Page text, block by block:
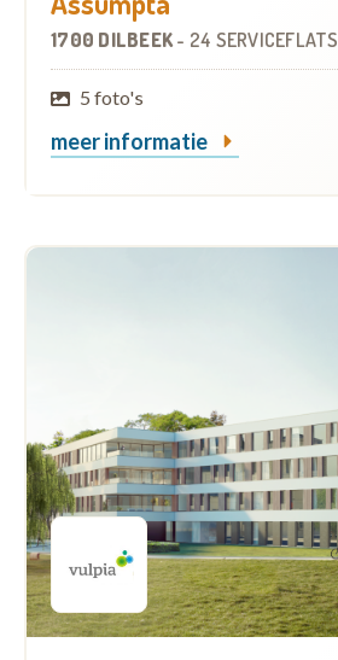
1700 DILBEEK- 24 SERVICEFLATS
5 foto's
meer informatie